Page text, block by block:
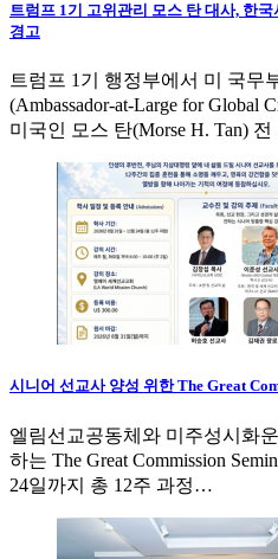
트럼프 1기 고위관리 모스 탄 대사, 한
경고
트럼프 1기 행정부에서 미 국무
(Ambassador-at-Large for Global
미국인 모스 탄(Morse H. Tan)
시니어 선교사 양성 위한 The Great
엘림선교공동체와 미주성시화
하는 The Great Commission
24일까지 총 12주 과정…